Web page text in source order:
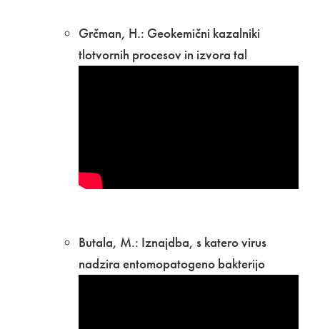
Grčman, H.: Geokemični kazalniki
tlotvornih procesov in izvora tal
Butala, M.: Iznajdba, s katero virus
nadzira entomopatogeno bakterijo